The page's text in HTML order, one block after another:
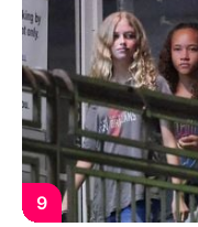
9